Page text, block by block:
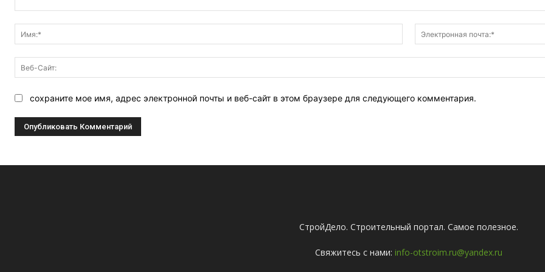
Имя:*
сохраните мое имя, адрес электронной почты и веб-сайт в этом браузере для следующего комментария.
СтройДело. Строительный портал. Самое полезное.
Свяжитесь с нами: info-otstroim.ru@yandex.ru